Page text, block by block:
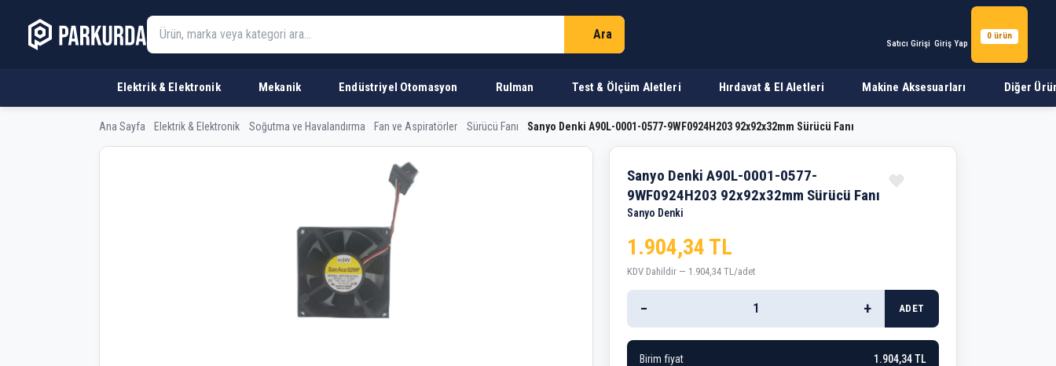
Ara
Satıcı Girişi Giriş Yap
0 ürün
Elektrik & Elektronik Mekanik Endüstriyel Otomasyon Rulman Test & Ölçüm Aletleri Hırdavat & El Aletleri Makine Aksesuarları Diğer
Ana Sayfa Elektrik & Elektronik Soğutma ve Havalandırma Fan ve Aspiratörler Sürücü Fanı Sanyo Denki A90L-0001-0577-9WF0924H203 92x92x32mm Sürücü Fanı
Sanyo Denki A90L-0001-0577-9WF0924H203 92x92x32mm Sürücü Fanı
Sanyo Denki A90L-0001-0577-
9WF0924H203 92x92x32mm Sürücü Fanı
Sanyo Denki
1.904,34 TL
KDV Dahildir — 1.904,34 TL/adet
− + ADET
Birim fiyat
1.904,34 TL